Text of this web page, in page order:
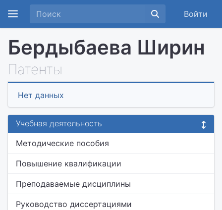
Войти
Бердыбаева Ширин
Патенты
Нет данных
Учебная деятельность
Методические пособия
Повышение квалификации
Преподаваемые дисциплины
Руководство диссертациями